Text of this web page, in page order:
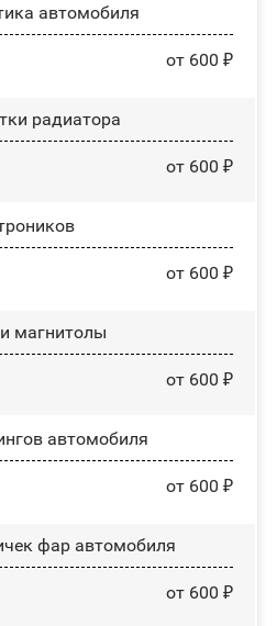
автомобиля
от 600 ₽
радиатора
от 600 ₽
от 600 ₽
магнитолы
от 600 ₽
автомобиля
от 600 ₽
фар автомобиля
от 600 ₽